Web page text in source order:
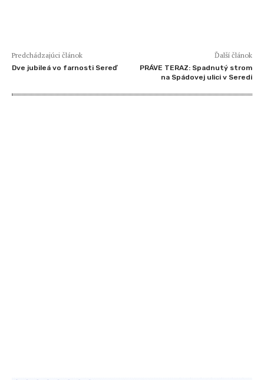
Predchádzajúci článok
Dve jubileá vo farnosti Sereď
Ďalší článok
PRÁVE TERAZ: Spadnutý strom
na Spádovej ulici v Seredi